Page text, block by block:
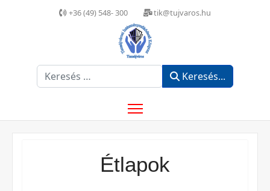
+36 (49) 548- 300 tik@tujvaros.hu
Keresés... Keresés...
Étlapok